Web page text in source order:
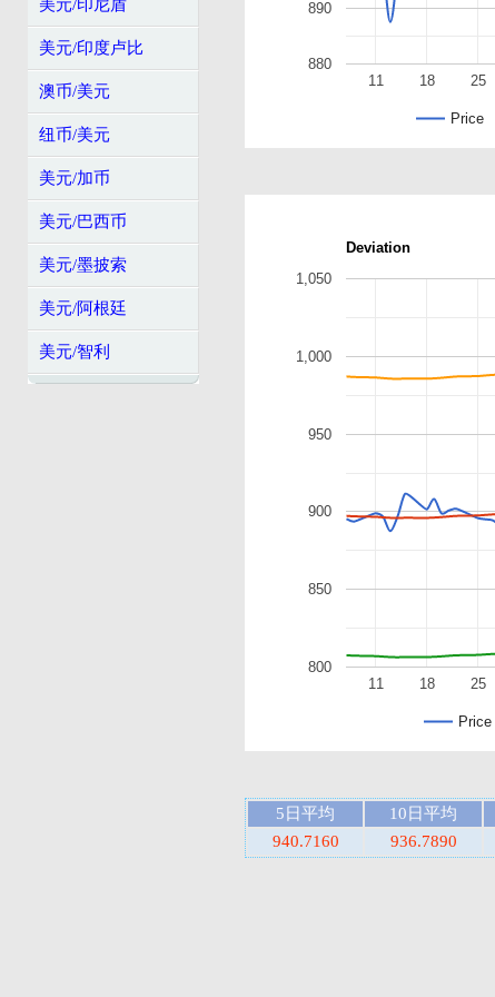
美元/印尼盾
美元/印度卢比
澳币/美元
纽币/美元
美元/加币
美元/巴西币
美元/墨披索
美元/阿根廷
美元/智利
Price
11 18 25
880
890
Deviation
Price
11 18 25
800
850
900
950
1,000
1,050
5日平均 10日平均
940.7160
936.7890